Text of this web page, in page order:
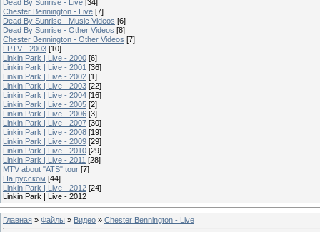
Dead By Sunrise - Live [34]
Chester Bennington - Live [7]
Dead By Sunrise - Music Videos [6]
Dead By Sunrise - Other Videos [8]
Chester Bennington - Other Videos [7]
LPTV - 2003 [10]
Linkin Park | Live - 2000 [6]
Linkin Park | Live - 2001 [36]
Linkin Park | Live - 2002 [1]
Linkin Park | Live - 2003 [22]
Linkin Park | Live - 2004 [16]
Linkin Park | Live - 2005 [2]
Linkin Park | Live - 2006 [3]
Linkin Park | Live - 2007 [30]
Linkin Park | Live - 2008 [19]
Linkin Park | Live - 2009 [29]
Linkin Park | Live - 2010 [29]
Linkin Park | Live - 2011 [28]
MTV about "ATS" tour [7]
На русском [44]
Linkin Park | Live - 2012 [24]
Linkin Park | Live - 2012
Главная » Файлы » Видео » Chester Bennington - Live